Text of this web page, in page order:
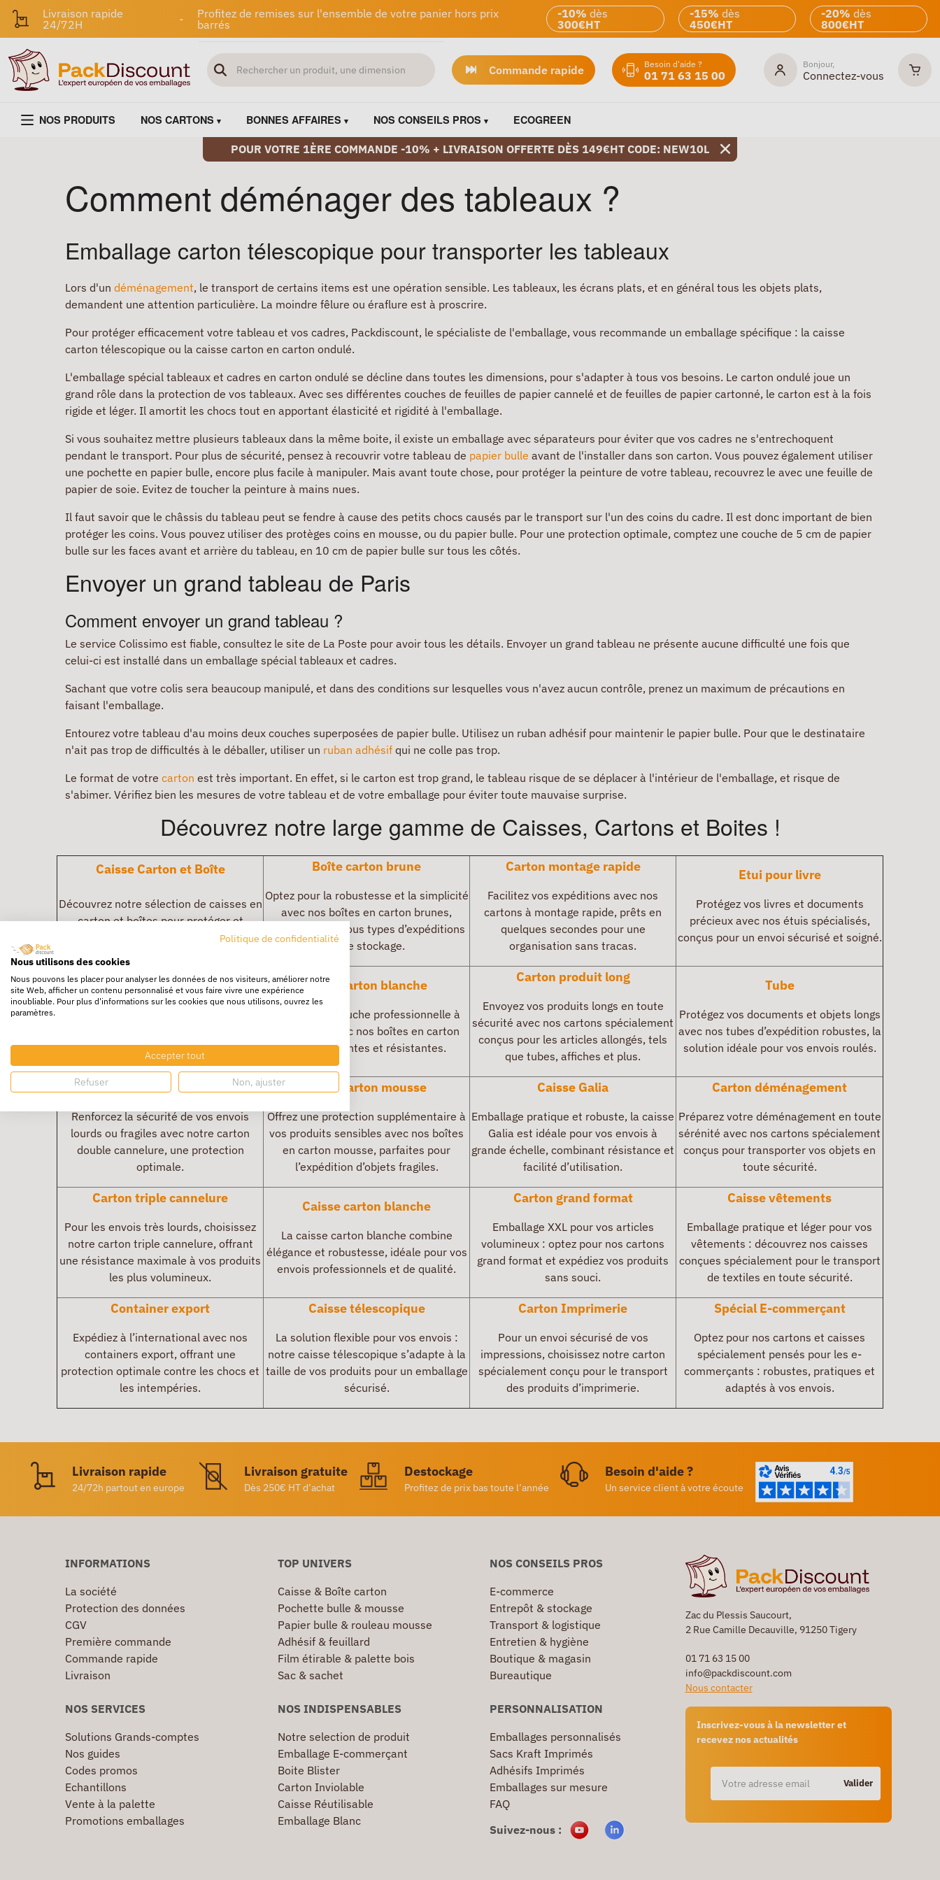
Livraison rapide
24/72H
-
Profitez de remises sur l'ensemble de votre panier hors prix
barrés
-10% dès
300€HT
-15% dès
450€HT
-20% dès
800€HT
Commande rapide Besoin d'aide ?
01 71 63 15 00
Bonjour,
Connectez-vous
NOS PRODUITS NOS CARTONS BONNES AFFAIRES NOS CONSEILS PROS ECOGREEN
POUR VOTRE 1ÈRE COMMANDE -10% + LIVRAISON OFFERTE DÈS 149€HT CODE: NEW10L
Comment déménager des tableaux ?
Emballage carton télescopique pour transporter les tableaux
Lors d'un déménagement, le transport de certains items est une opération sensible. Les tableaux, les écrans plats, et en général tous les objets plats,
demandent une attention particulière. La moindre fêlure ou éraflure est à proscrire.
Pour protéger efficacement votre tableau et vos cadres, Packdiscount, le spécialiste de l'emballage, vous recommande un emballage spécifique : la caisse
carton télescopique ou la caisse carton en carton ondulé.
L'emballage spécial tableaux et cadres en carton ondulé se décline dans toutes les dimensions, pour s'adapter à tous vos besoins. Le carton ondulé joue un
grand rôle dans la protection de vos tableaux. Avec ses différentes couches de feuilles de papier cannelé et de feuilles de papier cartonné, le carton est à la fois
rigide et léger. Il amortit les chocs tout en apportant élasticité et rigidité à l'emballage.
Si vous souhaitez mettre plusieurs tableaux dans la même boite, il existe un emballage avec séparateurs pour éviter que vos cadres ne s'entrechoquent
pendant le transport. Pour plus de sécurité, pensez à recouvrir votre tableau de papier bulle avant de l'installer dans son carton. Vous pouvez également utiliser
une pochette en papier bulle, encore plus facile à manipuler. Mais avant toute chose, pour protéger la peinture de votre tableau, recouvrez le avec une feuille de
papier de soie. Evitez de toucher la peinture à mains nues.
Il faut savoir que le châssis du tableau peut se fendre à cause des petits chocs causés par le transport sur l'un des coins du cadre. Il est donc important de bien
protéger les coins. Vous pouvez utiliser des protèges coins en mousse, ou du papier bulle. Pour une protection optimale, comptez une couche de 5 cm de papier
bulle sur les faces avant et arrière du tableau, en 10 cm de papier bulle sur tous les côtés.
Envoyer un grand tableau de Paris
Comment envoyer un grand tableau ?
Le service Colissimo est fiable, consultez le site de La Poste pour avoir tous les détails. Envoyer un grand tableau ne présente aucune difficulté une fois que
celui-ci est installé dans un emballage spécial tableaux et cadres.
Sachant que votre colis sera beaucoup manipulé, et dans des conditions sur lesquelles vous n'avez aucun contrôle, prenez un maximum de précautions en
faisant l'emballage.
Entourez votre tableau d'au moins deux couches superposées de papier bulle. Utilisez un ruban adhésif pour maintenir le papier bulle. Pour que le destinataire
n'ait pas trop de difficultés à le déballer, utiliser un ruban adhésif qui ne colle pas trop.
Le format de votre carton est très important. En effet, si le carton est trop grand, le tableau risque de se déplacer à l'intérieur de l'emballage, et risque de
s'abimer. Vérifiez bien les mesures de votre tableau et de votre emballage pour éviter toute mauvaise surprise.
Découvrez notre large gamme de Caisses, Cartons et Boites !
Caisse Carton et Boîte
Découvrez notre sélection de caisses en
carton et boîtes pour protéger et
expédier vos produits en toute sécurité,
Boîte carton brune
Optez pour la robustesse et la simplicité
avec nos boîtes en carton brunes,
parfaites pour tous types d’expéditions
et de stockage.
Carton montage rapide
Facilitez vos expéditions avec nos
cartons à montage rapide, prêts en
quelques secondes pour une
organisation sans tracas.
Etui pour livre
Protégez vos livres et documents
précieux avec nos étuis spécialisés,
conçus pour un envoi sécurisé et soigné.
Carton simple cannelure
simple cannelure, idéal pour les envois
légers et moyens.
Boîte carton blanche
Ajoutez une touche professionnelle à
vos envois avec nos boîtes en carton
blanc, élégantes et résistantes.
Carton produit long
Envoyez vos produits longs en toute
sécurité avec nos cartons spécialement
conçus pour les articles allongés, tels
que tubes, affiches et plus.
Tube
Protégez vos documents et objets longs
avec nos tubes d’expédition robustes, la
solution idéale pour vos envois roulés.
Carton double cannelure
Renforcez la sécurité de vos envois
lourds ou fragiles avec notre carton
double cannelure, une protection
optimale.
Boîte carton mousse
Offrez une protection supplémentaire à
vos produits sensibles avec nos boîtes
en carton mousse, parfaites pour
l’expédition d’objets fragiles.
Caisse Galia
Emballage pratique et robuste, la caisse
Galia est idéale pour vos envois à
grande échelle, combinant résistance et
facilité d’utilisation.
Carton déménagement
Préparez votre déménagement en toute
sérénité avec nos cartons spécialement
conçus pour transporter vos objets en
toute sécurité.
Carton triple cannelure
Pour les envois très lourds, choisissez
notre carton triple cannelure, offrant
une résistance maximale à vos produits
les plus volumineux.
Caisse carton blanche
La caisse carton blanche combine
élégance et robustesse, idéale pour vos
envois professionnels et de qualité.
Carton grand format
Emballage XXL pour vos articles
volumineux : optez pour nos cartons
grand format et expédiez vos produits
sans souci.
Caisse vêtements
Emballage pratique et léger pour vos
vêtements : découvrez nos caisses
conçues spécialement pour le transport
de textiles en toute sécurité.
Container export
Expédiez à l’international avec nos
containers export, offrant une
protection optimale contre les chocs et
les intempéries.
Caisse télescopique
La solution flexible pour vos envois :
notre caisse télescopique s’adapte à la
taille de vos produits pour un emballage
sécurisé.
Carton Imprimerie
Pour un envoi sécurisé de vos
impressions, choisissez notre carton
spécialement conçu pour le transport
des produits d’imprimerie.
Spécial E-commerçant
Optez pour nos cartons et caisses
spécialement pensés pour les e-
commerçants : robustes, pratiques et
adaptés à vos envois.
Livraison rapide
24/72h partout en europe
Livraison gratuite
Dès 250€ HT d’achat
Destockage
Profitez de prix bas toute l’année
Besoin d'aide ?
Un service client à votre écoute
Zac du Plessis Saucourt,
2 Rue Camille Decauville, 91250 Tigery
01 71 63 15 00
info@packdiscount.com
Nous contacter
Inscrivez-vous à la newsletter et
recevez nos actualités
Valider
INFORMATIONS
La société
Protection des données
CGV
Première commande
Commande rapide
Livraison
TOP UNIVERS
Caisse & Boîte carton
Pochette bulle & mousse
Papier bulle & rouleau mousse
Adhésif & feuillard
Film étirable & palette bois
Sac & sachet
NOS CONSEILS PROS
E-commerce
Entrepôt & stockage
Transport & logistique
Entretien & hygiène
Boutique & magasin
Bureautique
NOS SERVICES
Solutions Grands-comptes
Nos guides
Codes promos
Echantillons
Vente à la palette
Promotions emballages
NOS INDISPENSABLES
Notre selection de produit
Emballage E-commerçant
Boite Blister
Carton Inviolable
Caisse Réutilisable
Emballage Blanc
PERSONNALISATION
Emballages personnalisés
Sacs Kraft Imprimés
Adhésifs Imprimés
Emballages sur mesure
FAQ
Suivez-nous :
Politique de confidentialité
Nous utilisons des cookies
Nous pouvons les placer pour analyser les données de nos visiteurs, améliorer notre
site Web, afficher un contenu personnalisé et vous faire vivre une expérience
inoubliable. Pour plus d'informations sur les cookies que nous utilisons, ouvrez les
paramètres.
Accepter tout
Refuser Non, ajuster